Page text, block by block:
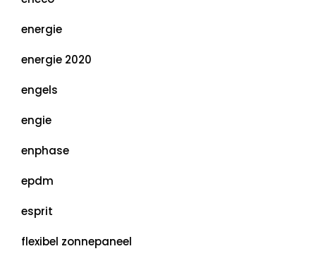
energie
energie 2020
engels
engie
enphase
epdm
esprit
flexibel zonnepaneel